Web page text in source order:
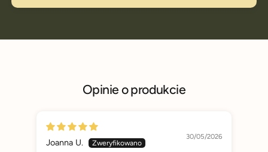
Opinie o produkcie
30/05/2026
Joanna U.